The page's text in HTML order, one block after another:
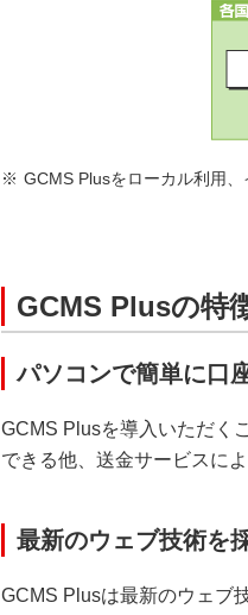
GCMS Plusをローカル利用
GCMS Plusの特
パソコンで簡単に口
GCMS Plusを導入いただく
できる他、送金サービスに
最新のウェブ技術を
GCMS Plusは最新のウェブ